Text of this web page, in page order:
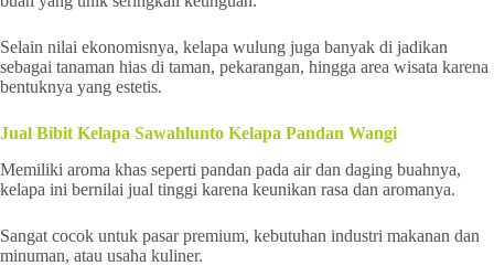
Selain nilai ekonomisnya, kelapa wulung juga banyak di jadikan
sebagai tanaman hias di taman, pekarangan, hingga area wisata karena
bentuknya yang estetis.
Jual Bibit Kelapa Sawahlunto Kelapa Pandan Wangi
Memiliki aroma khas seperti pandan pada air dan daging buahnya,
kelapa ini bernilai jual tinggi karena keunikan rasa dan aromanya.
Sangat cocok untuk pasar premium, kebutuhan industri makanan dan
minuman, atau usaha kuliner.